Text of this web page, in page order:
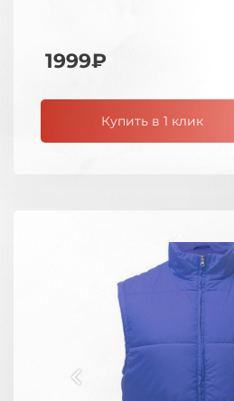
1999₽
Купить в 1 клик